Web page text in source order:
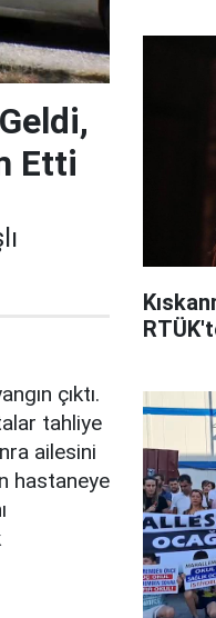
Etti
çıktı.
tahliye
ailesini
hastaneye